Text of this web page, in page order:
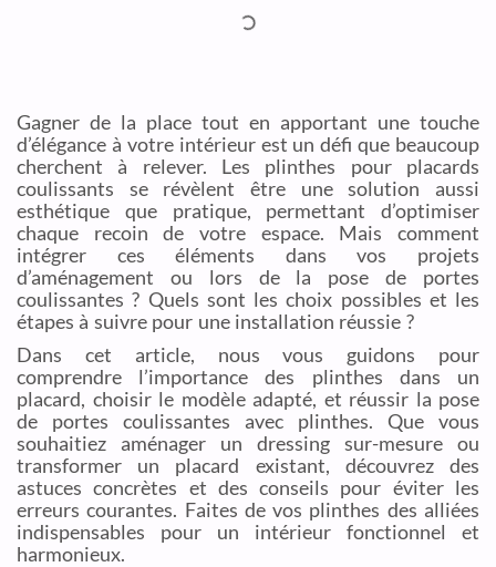
Gagner de la place tout en apportant une touche
d’élégance à votre intérieur est un défi que beaucoup
cherchent à relever. Les plinthes pour placards
coulissants se révèlent être une solution aussi
esthétique que pratique, permettant d’optimiser
chaque recoin de votre espace. Mais comment
intégrer ces éléments dans vos projets
d’aménagement ou lors de la pose de portes
coulissantes ? Quels sont les choix possibles et les
étapes à suivre pour une installation réussie ?
Dans cet article, nous vous guidons pour
comprendre l’importance des plinthes dans un
placard, choisir le modèle adapté, et réussir la pose
de portes coulissantes avec plinthes. Que vous
souhaitiez aménager un dressing sur-mesure ou
transformer un placard existant, découvrez des
astuces concrètes et des conseils pour éviter les
erreurs courantes. Faites de vos plinthes des alliées
indispensables pour un intérieur fonctionnel et
harmonieux.